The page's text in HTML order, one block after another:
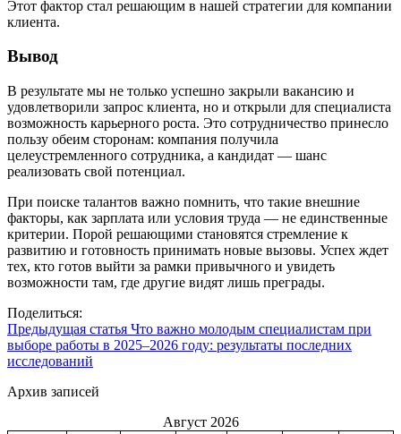
Этот фактор стал решающим в нашей стратегии для компании
клиента.
Вывод
В результате мы не только успешно закрыли вакансию и
удовлетворили запрос клиента, но и открыли для специалиста
возможность карьерного роста. Это сотрудничество принесло
пользу обеим сторонам: компания получила
целеустремленного сотрудника, а кандидат — шанс
реализовать свой потенциал.
При поиске талантов важно помнить, что такие внешние
факторы, как зарплата или условия труда — не единственные
критерии. Порой решающими становятся стремление к
развитию и готовность принимать новые вызовы. Успех ждет
тех, кто готов выйти за рамки привычного и увидеть
возможности там, где другие видят лишь преграды.
Поделиться:
Предыдущая статья Что важно молодым специалистам при
выборе работы в 2025–2026 году: результаты последних
исследований
Архив записей
Август 2026